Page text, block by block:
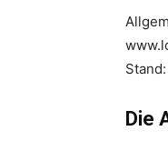
Die